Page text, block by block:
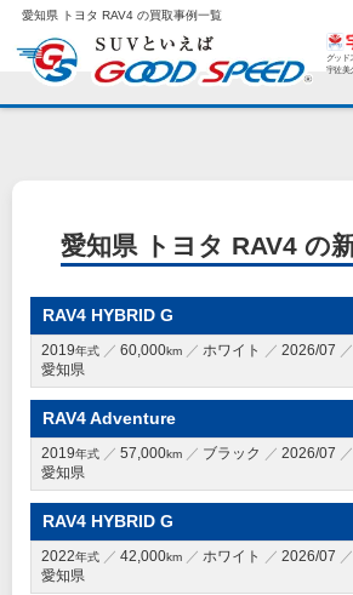
愛知県 トヨタ RAV4 の買取事例一覧
グッド
宇佐美
愛知県 トヨタ RAV4 の
RAV4 HYBRID G
2019年式 60,000km ホワイト
2026/07
愛知県
RAV4 Adventure
2019年式 57,000km ブラック
2026/07
愛知県
RAV4 HYBRID G
2022年式 42,000km ホワイト
2026/07
愛知県